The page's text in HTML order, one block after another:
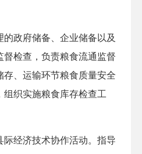
政府储备、企业储备以及
检查，负责粮食流通监督
、运输环节粮食质量安全
组织实施粮食库存检查工
经济技术协作活动。指导